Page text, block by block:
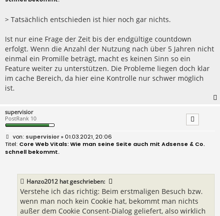
t
a
g
> Tatsächlich entschieden ist hier noch gar nichts.
Ist nur eine Frage der Zeit bis der endgültige countdown
erfolgt. Wenn die Anzahl der Nutzung nach über 5 Jahren nicht
einmal ein Promille beträgt, macht es keinen Sinn so ein
Feature weiter zu unterstützen. Die Probleme liegen doch klar
im cache Bereich, da hier eine Kontrolle nur schwer möglich
ist.
supervisior
PostRank 10
B
e
i
t
supervisior» 01.03.2021, 20:06
Core Web Vitals: Wie man seine Seite auch mit Adsense & Co.
schnell bekommt.
Hanzo2012 hat geschrieben:
Verstehe ich das richtig: Beim erstmaligen Besuch bzw.
wenn man noch kein Cookie hat, bekommt man nichts
außer dem Cookie Consent-Dialog geliefert, also wirklich